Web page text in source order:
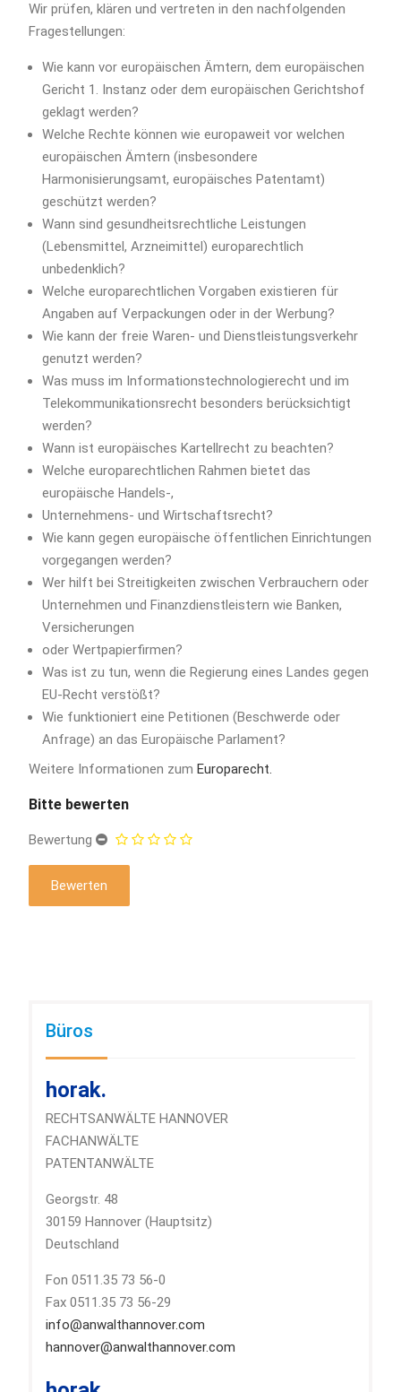
Wir prüfen, klären und vertreten in den nachfolgenden
Fragestellungen:
Wie kann vor europäischen Ämtern, dem europäischen
Gericht 1. Instanz oder dem europäischen Gerichtshof
geklagt werden?
Welche Rechte können wie europaweit vor welchen
europäischen Ämtern (insbesondere
Harmonisierungsamt, europäisches Patentamt)
geschützt werden?
Wann sind gesundheitsrechtliche Leistungen
(Lebensmittel, Arzneimittel) europarechtlich
unbedenklich?
Welche europarechtlichen Vorgaben existieren für
Angaben auf Verpackungen oder in der Werbung?
Wie kann der freie Waren- und Dienstleistungsverkehr
genutzt werden?
Was muss im Informationstechnologierecht und im
Telekommunikationsrecht besonders berücksichtigt
werden?
Wann ist europäisches Kartellrecht zu beachten?
Welche europarechtlichen Rahmen bietet das
europäische Handels-,
Unternehmens- und Wirtschaftsrecht?
Wie kann gegen europäische öffentlichen Einrichtungen
vorgegangen werden?
Wer hilft bei Streitigkeiten zwischen Verbrauchern oder
Unternehmen und Finanzdienstleistern wie Banken,
Versicherungen
oder Wertpapierfirmen?
Was ist zu tun, wenn die Regierung eines Landes gegen
EU-Recht verstößt?
Wie funktioniert eine Petitionen (Beschwerde oder
Anfrage) an das Europäische Parlament?
Weitere Informationen zum Europarecht.
Bitte bewerten
Bewertung
Büros
horak.
RECHTSANWÄLTE HANNOVER
FACHANWÄLTE
PATENTANWÄLTE
Georgstr. 48
30159 Hannover (Hauptsitz)
Deutschland
Fon 0511.35 73 56-0
Fax 0511.35 73 56-29
info@anwalthannover.com
hannover@anwalthannover.com